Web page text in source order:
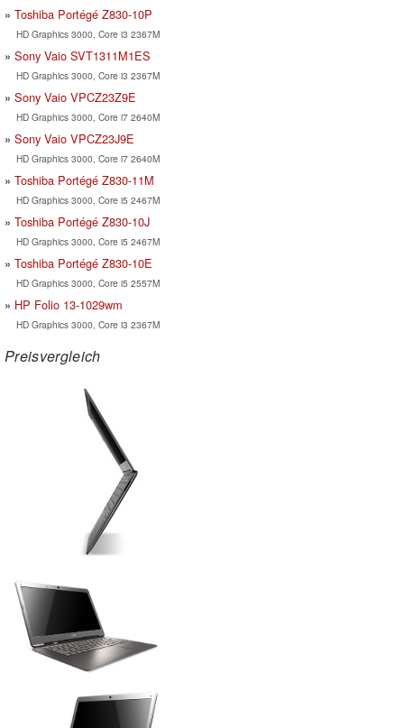
Toshiba Portégé Z830-10P
HD Graphics 3000, Core i3 2367M
Sony Vaio SVT1311M1ES
HD Graphics 3000, Core i3 2367M
Sony Vaio VPCZ23Z9E
HD Graphics 3000, Core i7 2640M
Sony Vaio VPCZ23J9E
HD Graphics 3000, Core i7 2640M
Toshiba Portégé Z830-11M
HD Graphics 3000, Core i5 2467M
Toshiba Portégé Z830-10J
HD Graphics 3000, Core i5 2467M
Toshiba Portégé Z830-10E
HD Graphics 3000, Core i5 2557M
HP Folio 13-1029wm
HD Graphics 3000, Core i3 2367M
Preisvergleich